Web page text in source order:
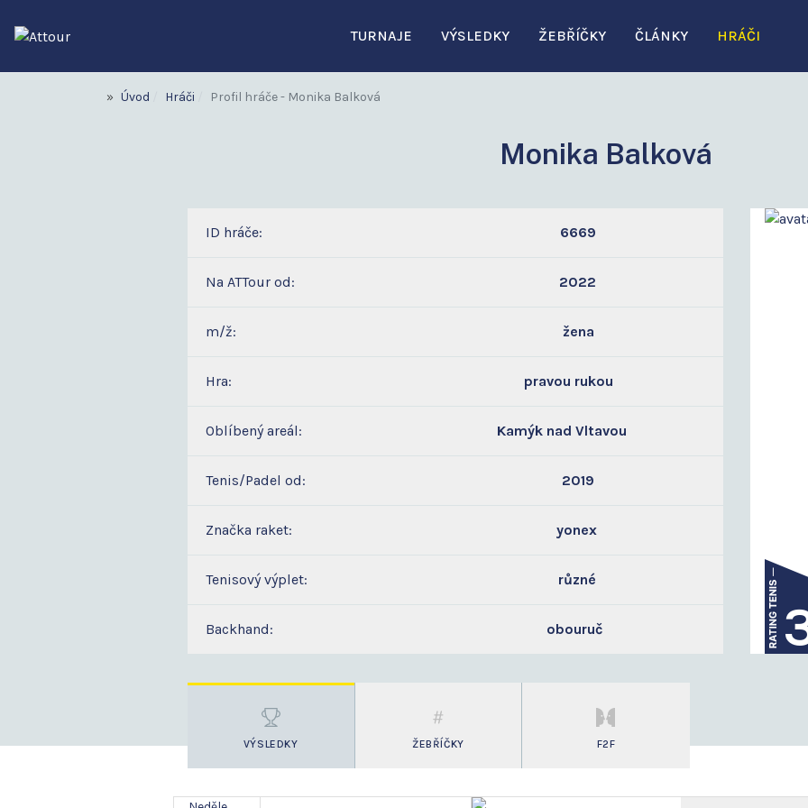
TURNAJE VÝSLEDKY ŽEBŘÍČKY ČLÁNKY HRÁČI
Úvod Hráči Profil hráče - Monika Balková
Monika Balková
ID hráče: 6669
Na ATTour od: 2022
m/ž: žena
Hra: pravou rukou
Oblíbený areál: Kamýk nad Vltavou
Tenis/Padel od: 2019
Značka raket: yonex
Tenisový výplet: různé
Backhand: obouruč
VÝSLEDKY ŽEBŘÍČKY F2F